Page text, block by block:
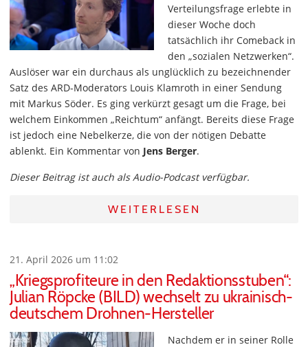
Verteilungsfrage erlebte in
dieser Woche doch
tatsächlich ihr Comeback in
den „sozialen Netzwerken“.
Auslöser war ein durchaus als unglücklich zu bezeichnender
Satz des ARD-Moderators Louis Klamroth in einer Sendung
mit Markus Söder. Es ging verkürzt gesagt um die Frage, bei
welchem Einkommen „Reichtum“ anfängt. Bereits diese Frage
ist jedoch eine Nebelkerze, die von der nötigen Debatte
ablenkt. Ein Kommentar von Jens Berger.
Dieser Beitrag ist auch als Audio-Podcast verfügbar.
WEITERLESEN
21. April 2026 um 11:02
„Kriegsprofiteure in den Redaktionsstuben“:
Julian Röpcke (BILD) wechselt zu ukrainisch-
deutschem Drohnen-Hersteller
Nachdem er in seiner Rolle